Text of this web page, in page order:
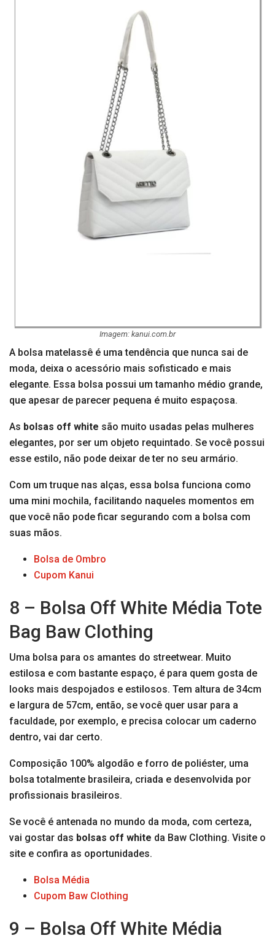
Imagem: kanui.com.br
A bolsa matelassê é uma tendência que nunca sai de
moda, deixa o acessório mais sofisticado e mais
elegante. Essa bolsa possui um tamanho médio grande,
que apesar de parecer pequena é muito espaçosa.
As bolsas off white são muito usadas pelas mulheres
elegantes, por ser um objeto requintado. Se você possui
esse estilo, não pode deixar de ter no seu armário.
Com um truque nas alças, essa bolsa funciona como
uma mini mochila, facilitando naqueles momentos em
que você não pode ficar segurando com a bolsa com
suas mãos.
Bolsa de Ombro
Cupom Kanui
8 – Bolsa Off White Média Tote
Bag Baw Clothing
Uma bolsa para os amantes do streetwear. Muito
estilosa e com bastante espaço, é para quem gosta de
looks mais despojados e estilosos. Tem altura de 34cm
e largura de 57cm, então, se você quer usar para a
faculdade, por exemplo, e precisa colocar um caderno
dentro, vai dar certo.
Composição 100% algodão e forro de poliéster, uma
bolsa totalmente brasileira, criada e desenvolvida por
profissionais brasileiros.
Se você é antenada no mundo da moda, com certeza,
vai gostar das bolsas off white da Baw Clothing. Visite o
site e confira as oportunidades.
Bolsa Média
Cupom Baw Clothing
9 – Bolsa Off White Média